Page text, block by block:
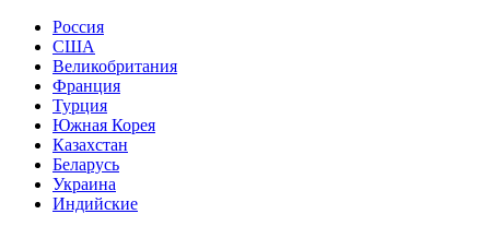
Россия
США
Великобритания
Франция
Турция
Южная Корея
Казахстан
Беларусь
Украина
Индийские